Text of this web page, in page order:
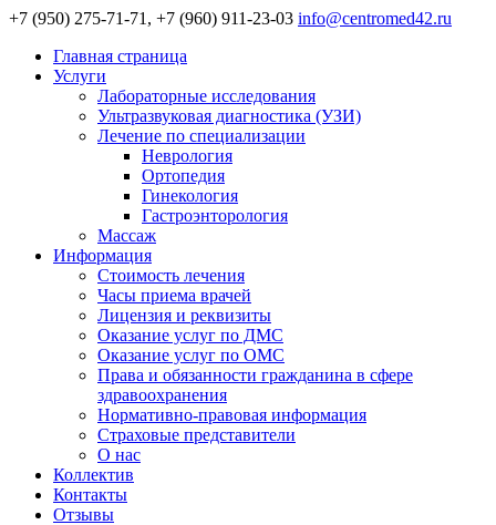
+7 (950) 275-71-71, +7 (960) 911-23-03 info@centromed42.ru
Главная страница
Услуги
Лабораторные исследования
Ультразвуковая диагностика (УЗИ)
Лечение по специализации
Неврология
Ортопедия
Гинекология
Гастроэнторология
Массаж
Информация
Стоимость лечения
Часы приема врачей
Лицензия и реквизиты
Оказание услуг по ДМС
Оказание услуг по ОМС
Права и обязанности гражданина в сфере
здравоохранения
Нормативно-правовая информация
Страховые представители
О нас
Коллектив
Контакты
Отзывы